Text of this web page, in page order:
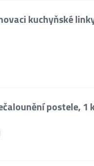
kuchyňské
postele, 1